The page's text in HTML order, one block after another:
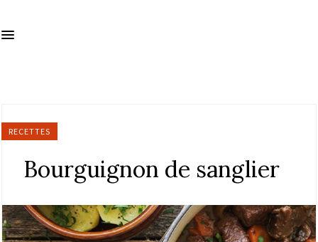
RECETTES
Bourguignon de sanglier